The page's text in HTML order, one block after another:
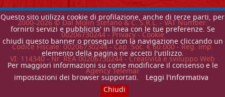
Questo sito utilizza cookie di profilazione, anche di terze parti, per
fornirti servizi e pubblicita' in linea con le tue preferenze. Se
chiudi questo banner o prosegui con la navigazione cliccando un
elemento della pagina ne accetti l'utilizzo.
Per maggiori informazioni su come modificare il consenso e le
impostazioni dei browser supportati.
Leggi l'informativa
Chiudi
2000-2026© Dal Molin Stefano & C. S.R.L. - VAT Number:
00206730244 - Privacy-Cookie
Codice Fiscale: 00206730244 - Cap. Soc. € 60.000 - Reg. imp.
VI: 114340 - Nr. REA 00206730244 - Creatività e sviluppo Web
Agency Telemar